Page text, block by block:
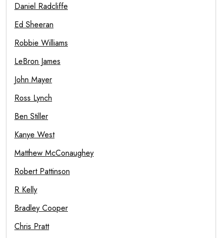
Daniel Radcliffe
Ed Sheeran
Robbie Williams
LeBron James
John Mayer
Ross Lynch
Ben Stiller
Kanye West
Matthew McConaughey
Robert Pattinson
R Kelly
Bradley Cooper
Chris Pratt